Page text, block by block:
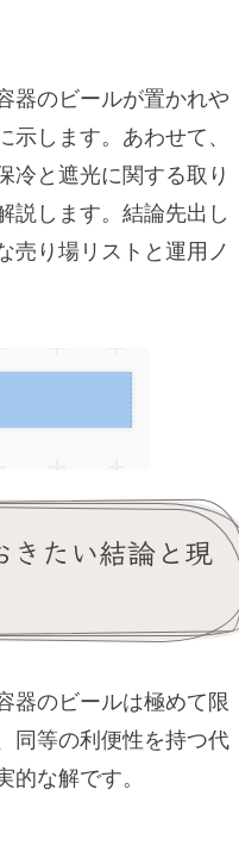
器のビールが置かれや
します。あわせて、
冷と遮光に関する取り
説します。結論先出し
売り場リストと運用ノ
きたい結論と現
器のビールは極めて限
同等の利便性を持つ代
な解です。